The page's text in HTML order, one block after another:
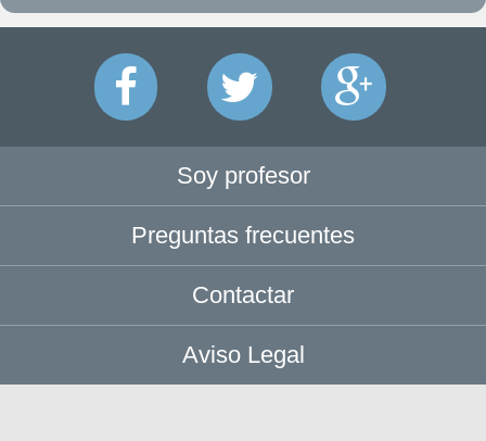
Soy profesor
Preguntas frecuentes
Contactar
Aviso Legal